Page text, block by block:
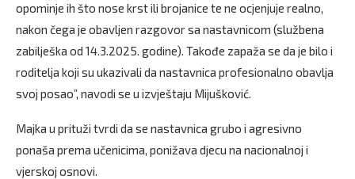
opominje ih što nose krst ili brojanice te ne ocjenjuje realno,
nakon čega je obavljen razgovor sa nastavnicom (službena
zabilješka od 14.3.2025. godine). Takođe zapaža se da je bilo i
roditelja koji su ukazivali da nastavnica profesionalno obavlja
svoj posao”, navodi se u izvještaju Mijušković.
Majka u prituži tvrdi da se nastavnica grubo i agresivno
ponaša prema učenicima, ponižava djecu na nacionalnoj i
vjerskoj osnovi.